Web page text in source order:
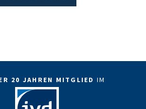
20 JAHREN MITGLIED IM